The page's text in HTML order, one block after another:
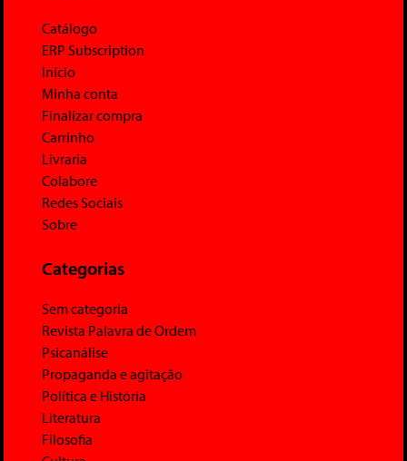
Catálogo
ERP Subscription
Início
Minha conta
Finalizar compra
Carrinho
Livraria
Colabore
Redes Sociais
Sobre
Categorias
Sem categoria
Revista Palavra de Ordem
Psicanálise
Propaganda e agitação
Política e História
Literatura
Filosofia